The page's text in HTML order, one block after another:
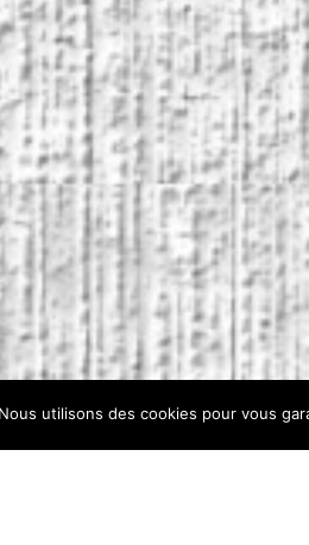
Nous utilisons des cookies pour vous